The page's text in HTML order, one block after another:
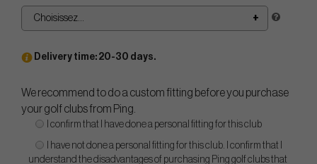
Choisissez...
Delivery time: 20-30 days.
We recommend to do a custom fitting before you purchase
your golf clubs from Ping.
I confirm that I have done a personal fitting for this club
I have not done a personal fitting for this club. I confirm that I
understand the disadvantages of purchasing Ping golf clubs that